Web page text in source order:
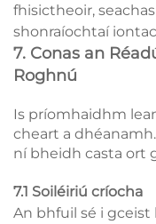
fhisictheoir,
shonraíochtaí
7. Conas an
Roghnú
Is príomhaidhm
cheart a
ní bheidh casta ort
7.1 Soiléiriú críocha
An bhfuil sé i